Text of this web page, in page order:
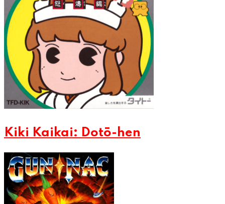
Kiki Kaikai: Dotō-hen